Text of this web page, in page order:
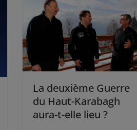
La deuxième Guerre
du Haut-Karabagh
aura-t-elle lieu ?